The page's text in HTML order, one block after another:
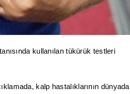
kullanılan tükürük testleri
kalp hastalıklarının dünyada